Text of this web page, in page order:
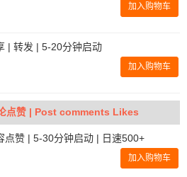
加入购物车
| 转发 | 5-20分钟启动
加入购物车
点赞 | Post comments Likes
点赞 | 5-30分钟启动 | 日速500+
加入购物车